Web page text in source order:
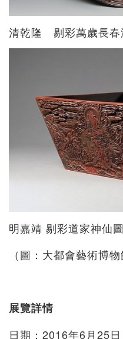
清乾隆 剔彩萬歲長春
明嘉靖 剔彩道家神仙
（圖：大都會藝術博物
展覽詳情
日期：2016年6月25